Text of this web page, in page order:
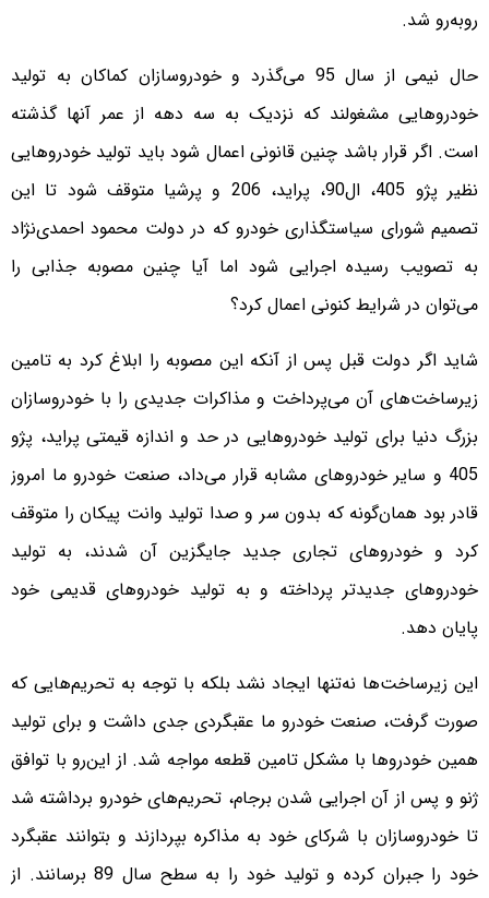
روبه‌رو شد.
حال نیمی از سال 95 می‌گذرد و خودروسازان کماکان به تولید
خودروهایی مشغولند که نزدیک به سه دهه از عمر آنها گذشته
است. اگر قرار باشد چنین قانونی اعمال شود باید تولید خودروهایی
نظیر پژو 405، ال‌90، پراید، 206 و پرشیا متوقف شود تا این
تصمیم شورای سیاستگذاری خودرو که در دولت محمود احمدی‌نژاد
به تصویب رسیده اجرایی شود اما آیا چنین مصوبه جذابی را
می‌توان در شرایط کنونی اعمال کرد؟
شاید اگر دولت قبل پس از آنکه این مصوبه را ابلاغ کرد به تامین
زیرساخت‌های آن می‌پرداخت و مذاکرات جدیدی را با خودروسازان
بزرگ دنیا برای تولید خودروهایی در حد و اندازه قیمتی پراید، پژو
405 و سایر خودروهای مشابه قرار می‌داد، صنعت خودرو ما امروز
قادر بود همان‌گونه که بدون سر و صدا تولید وانت پیکان را متوقف
کرد و خودروهای تجاری جدید جایگزین آن شدند، به تولید
خودروهای جدیدتر پرداخته و به تولید خودروهای قدیمی خود
پایان دهد.
این زیر‌ساخت‌ها نه‌تنها ایجاد نشد بلکه با توجه به تحریم‌هایی که
صورت گرفت، صنعت خودرو ما عقبگردی جدی داشت و برای تولید
همین خودروها با مشکل تامین قطعه مواجه شد. از این‌رو با توافق
ژنو و پس از آن اجرایی شدن برجام، تحریم‌های خودرو برداشته شد
تا خودروسازان با شرکای خود به مذاکره بپردازند و بتوانند عقبگرد
خود را جبران کرده و تولید خود را به سطح سال 89 برسانند. از